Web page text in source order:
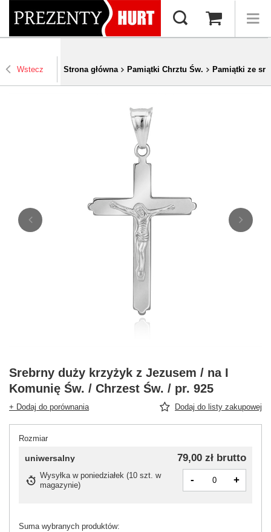
Wstecz Strona główna Pamiątki Chrztu Św. Pamiątki ze
Srebrny duży krzyżyk z Jezusem / na I
Komunię Św. / Chrzest Św. / pr. 925
+ Dodaj do porównania Dodaj do listy zakupowej
Rozmiar
uniwersalny 79,00 zł brutto
Wysyłka w poniedziałek (10 szt. w
magazynie) - +
Suma wybranych produktów: